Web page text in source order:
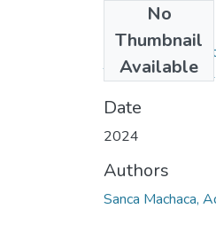
No
Thumbnail
Available
Grado de
Date
2024
Authors
Sanca Machaca,